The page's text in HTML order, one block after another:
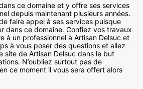
ce domaine et y offre ses services
depuis maintenant plusieurs années.
faire appel à ses services puisque
dans ce domaine. Confiez vos travaux
à un professionnel à Artisan Delsuc et
à vous poser des questions et allez
site de Artisan Delsuc dans le but
N’oubliez surtout pas de
ce moment il vous sera offert alors